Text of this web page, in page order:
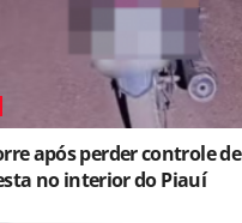
após perder controle
no interior do Piauí